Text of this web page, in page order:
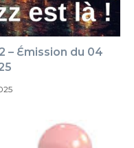
– Émission du 04